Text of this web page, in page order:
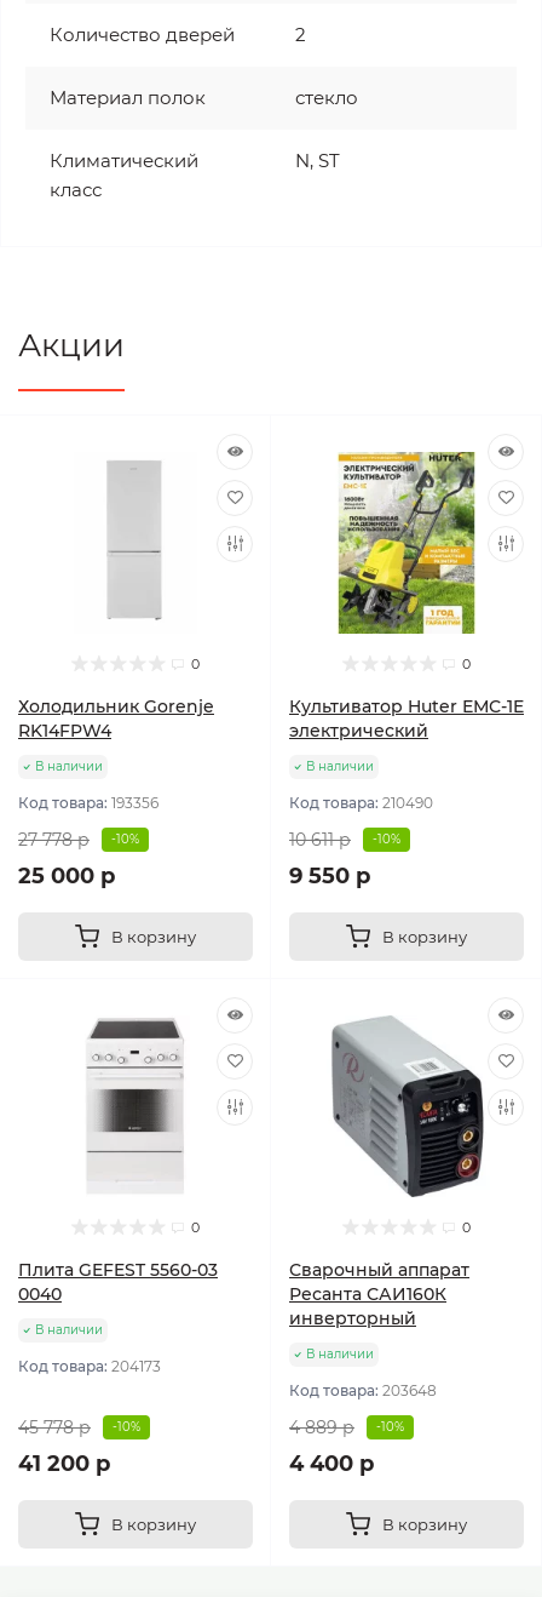
Количество дверей 2
Материал полок стекло
Климатический
класс
N, ST
Акции
0
Холодильник Gorenje
RK14FPW4
В наличии
Код товара: 193356
27 778 р -10%
25 000 р
В корзину
0
Культиватор Huter ЕМС-1E
электрический
В наличии
Код товара: 210490
10 611 р -10%
9 550 р
В корзину
0
Плита GEFEST 5560-03
0040
В наличии
Код товара: 204173
45 778 р -10%
41 200 р
В корзину
0
Сварочный аппарат
Ресанта САИ160К
инверторный
В наличии
Код товара: 203648
4 889 р -10%
4 400 р
В корзину